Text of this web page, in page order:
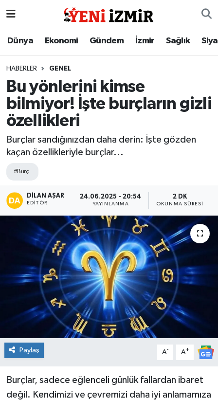
Dünya Ekonomi Gündem İzmir Sağlık
HABERLER GENEL
Bu yönlerini kimse
bilmiyor! İşte burçların gizli
özellikleri
Burçlar sandığınızdan daha derin: İşte gözden
kaçan özellikleriyle burçlar...
#Burç
DILAN AŞAR
EDITÖR
24.06.2025 - 20:54
YAYINLANMA
2 DK
OKUNMA SÜRESI
Paylaş A- A+
Burçlar, sadece eğlenceli günlük fallardan ibaret
değil. Kendimizi ve çevremizi daha iyi anlamamıza
Dünya
Gündem
İzmir
Sağlık
Spor
Teknoloji
Tatil ve Seyahat
Çevre
Okul Gazetesi
İzmir Nöbetçi Eczaneler
İzmir Namaz Vakitleri
İzmir Trafik Yoğunluk Haritası
Süper Lig Puan Durumu ve Fikstür